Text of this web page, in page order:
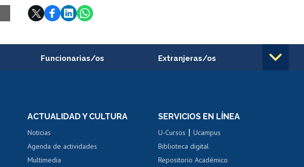
Funcionarias/os
Portal de movilidad interna
Certificado de renta
Certificado de renta
Extranjeras/os
Cursos de español
ACTUALIDAD Y CULTURA
Noticias
Agenda de actividades
Multimedia
SERVICIOS EN LÍNEA
U-Cursos |Ucampus
Biblioteca digital
Repositorio Académico